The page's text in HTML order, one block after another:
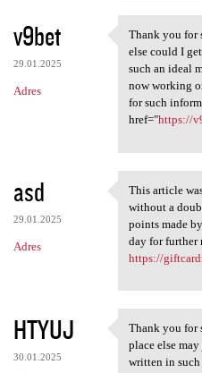
v9bet
29.01.2025
Adres
Thank you
Thank you for
else could I
such an ideal
now working
for such
href="https://
asd
29.01.2025
Adres
This article
This article
without a
points made
day for further
https://
HTYUJ
30.01.2025
Thank you
Thank you for
place else
written in such